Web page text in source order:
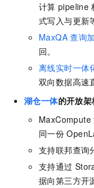
计算 pipeline
式写入与更新
MaxQA 查询
回。
离线实时一体
双向数据高速
湖仓一体的开放架
MaxCompute
同一份
支持联邦查询
支持通过
据向第三方开